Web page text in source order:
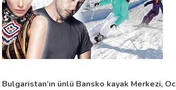
Bulgaristan’ın ünlü Bansko kayak Merkezi,